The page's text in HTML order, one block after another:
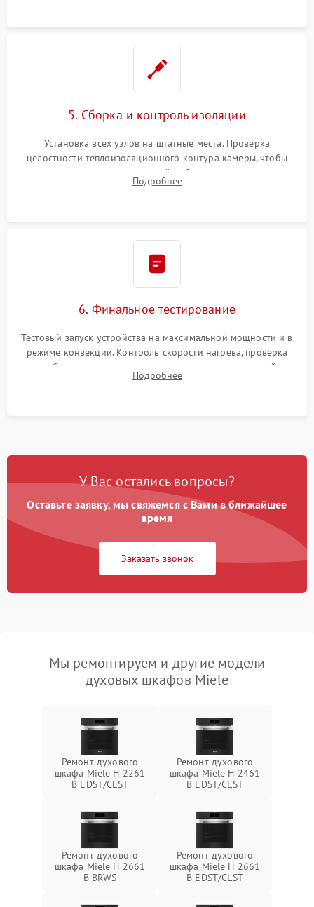
5. Сборка и контроль изоляции
Установка всех узлов на штатные места. Проверка
целостности теплоизоляционного контура камеры, чтобы
исключить перегрев кухонной мебели и потерю тепла.
Надежная фиксация клемм и сборка корпуса шкафа.
Подробнее
6. Финальное тестирование
Тестовый запуск устройства на максимальной мощности и в
режиме конвекции. Контроль скорости нагрева, проверка
срабатывания термостата при достижении заданной
температуры и тест на отсутствие утечек тока.
Подробнее
У Вас остались вопросы?
Оставьте заявку, мы свяжемся с Вами в ближайшее
время
Заказать звонок
Мы ремонтируем и другие модели
духовых шкафов Miele
Ремонт духового
шкафа Miele H 2261
B EDST/CLST
Ремонт духового
шкафа Miele H 2461
B EDST/CLST
Ремонт духового
шкафа Miele H 2661
B BRWS
Ремонт духового
шкафа Miele H 2661
B EDST/CLST